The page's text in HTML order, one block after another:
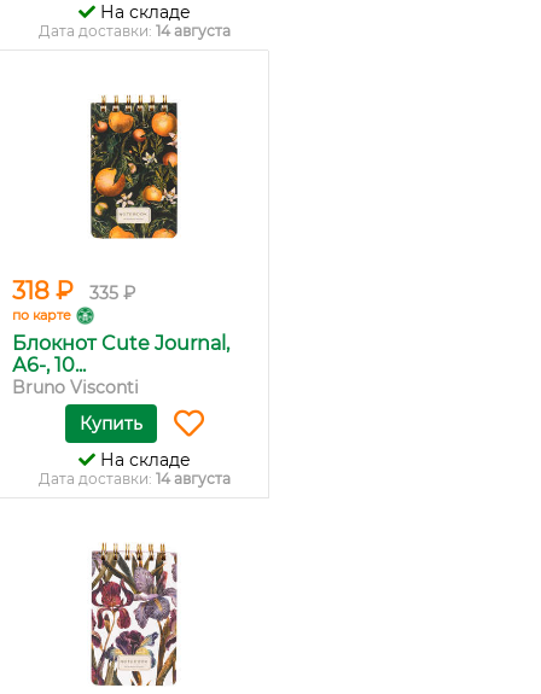
На складе
Дата доставки: 14 августа
318 ₽ 335 ₽
по карте
Блокнот Cute Journal,
А6-, 10...
Bruno Visconti
Купить
На складе
Дата доставки: 14 августа